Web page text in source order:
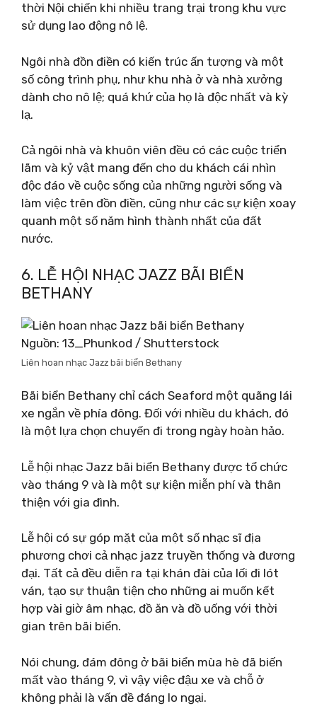
thời Nội chiến khi nhiều trang trại trong khu vực
sử dụng lao động nô lệ.
Ngôi nhà đồn điền có kiến ​​trúc ấn tượng và một
số công trình phụ, như khu nhà ở và nhà xưởng
dành cho nô lệ; quá khứ của họ là độc nhất và kỳ
lạ.
Cả ngôi nhà và khuôn viên đều có các cuộc triển
lãm và kỷ vật mang đến cho du khách cái nhìn
độc đáo về cuộc sống của những người sống và
làm việc trên đồn điền, cũng như các sự kiện xoay
quanh một số năm hình thành nhất của đất
nước.
6. LỄ HỘI NHẠC JAZZ BÃI BIỂN
BETHANY
Nguồn: 13_Phunkod / Shutterstock
Liên hoan nhạc Jazz bãi biển Bethany
Bãi biển Bethany chỉ cách Seaford một quãng lái
xe ngắn về phía đông. Đối với nhiều du khách, đó
là một lựa chọn chuyến đi trong ngày hoàn hảo.
Lễ hội nhạc Jazz bãi biển Bethany được tổ chức
vào tháng 9 và là một sự kiện miễn phí và thân
thiện với gia đình.
Lễ hội có sự góp mặt của một số nhạc sĩ địa
phương chơi cả nhạc jazz truyền thống và đương
đại. Tất cả đều diễn ra tại khán đài của lối đi lót
ván, tạo sự thuận tiện cho những ai muốn kết
hợp vài giờ âm nhạc, đồ ăn và đồ uống với thời
gian trên bãi biển.
Nói chung, đám đông ở bãi biển mùa hè đã biến
mất vào tháng 9, vì vậy việc đậu xe và chỗ ở
không phải là vấn đề đáng lo ngại.